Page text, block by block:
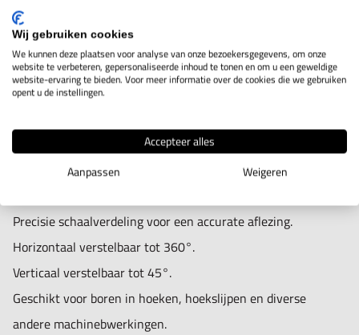
IN WINKELWAGEN
Productomschrijving
Precisie schaalverdeling voor een accurate aflezing.
Horizontaal verstelbaar tot 360°.
Verticaal verstelbaar tot 45°.
Geschikt voor boren in hoeken, hoekslijpen en diverse
andere machinebwerkingen.
Wij gebruiken cookies
We kunnen deze plaatsen voor analyse van onze bezoekersgegevens, om onze
website te verbeteren, gepersonaliseerde inhoud te tonen en om u een geweldige
website-ervaring te bieden. Voor meer informatie over de cookies die we gebruiken
opent u de instellingen.
Accepteer alles
Aanpassen
Weigeren